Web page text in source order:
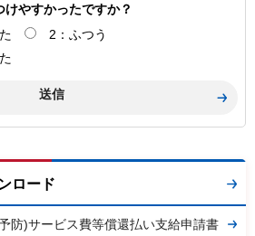
やすかったですか？
2：ふつう
ロード
防)サービス費等償還払い支給申請書